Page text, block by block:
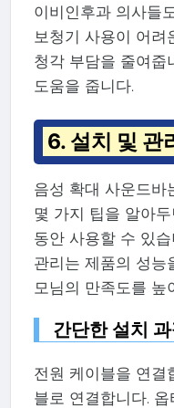
이비인후과 의사들
보청기 사용이 어려
청각 부담을 줄여줍
도움을 줍니다.
6. 설치 및 관
음성 확대 사운드바
몇 가지 팁을 알아
동안 사용할 수 있
관리는 제품의 성능
모님의 만족도를 높
간단한 설치 과
전원 케이블을 연결
블로 연결합니다.